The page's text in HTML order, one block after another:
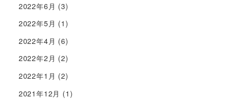
2022年6月 (3)
2022年5月 (1)
2022年4月 (6)
2022年2月 (2)
2022年1月 (2)
2021年12月 (1)